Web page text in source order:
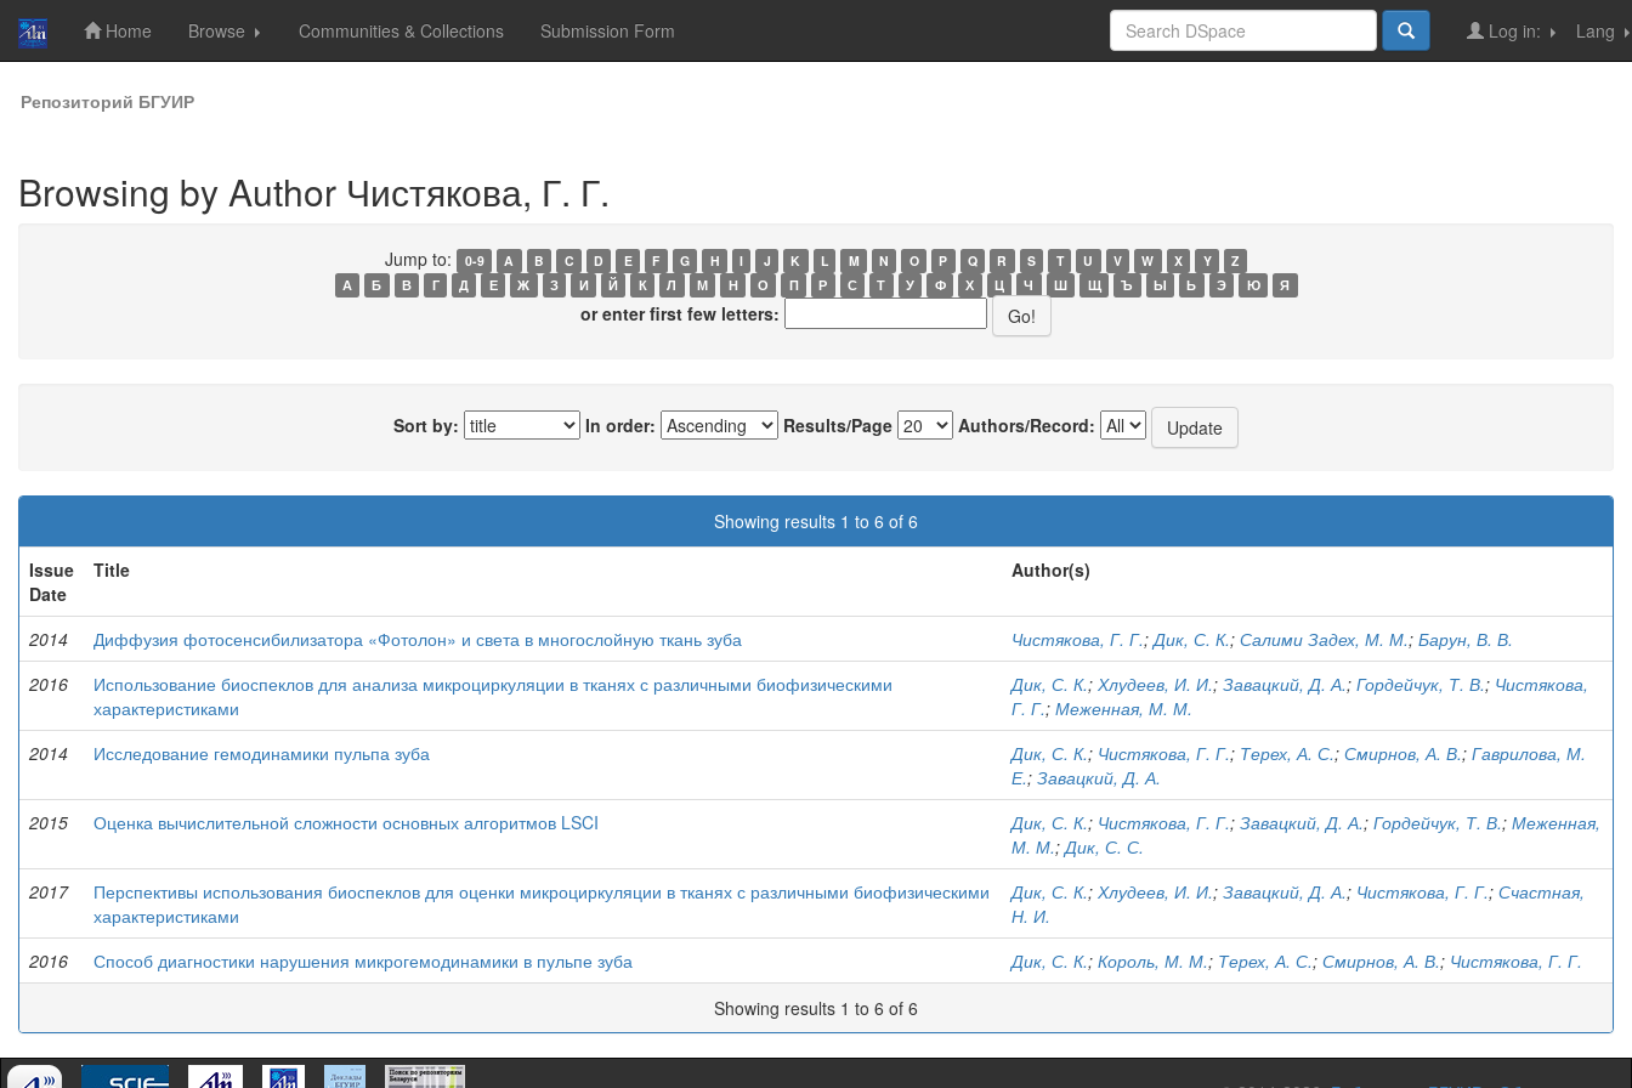
Skip
navigation
Home Browse Communities & Collections Submission Form Lang
Log in:
Репозиторий БГУИР
Browsing by Author Чистякова, Г. Г.
Jump to: 0-9 A B C D E F G H I J K L M N O P Q R S T U V W X Y
Z
А
Б В Г Д Е Ж З И Й К Л М Н О П Р С Т У Ф Х Ц Ч Ш Щ Ъ Ы Ь Э Ю Я
or enter first few letters:
Sort by: In order: Results/Page Authors/Record:
Showing results 1 to 6 of 6
Issue
Date
Title Author(s)
2014 Диффузия фотосенсибилизатора «Фотолон» и света в многослойную ткань зуба Чистякова, Г. Г.;Дик, С. К.; Салими Задех, М. М.; Барун, В. В.
2016
Использование биоспеклов для анализа микроциркуляции в тканях с различными биофизическими
характеристиками
Дик, С. К.; Хлудеев, И. И.; Завацкий, Д. А.; Гордейчук, Т. В.; Чистякова,
Г. Г.; Меженная, М. М.
2014
Исследование гемодинамики пульпа зуба Дик, С. К.; Чистякова, Г. Г.; Терех, А. С.; Смирнов, А. В.; Гаврилова, М.
Е.; Завацкий, Д. А.
2015
Оценка вычислительной сложности основных алгоритмов LSCI Дик, С. К.; Чистякова, Г. Г.; Завацкий, Д. А.; Гордейчук, Т. В.; Меженная,
М. М.;Дик, С. С.
2017
Перспективы использования биоспеклов для оценки микроциркуляции в тканях с различными биофизическими
характеристиками
Дик, С. К.; Хлудеев, И. И.; Завацкий, Д. А.; Чистякова, Г. Г.; Счастная,
Н. И.
2016
Способ диагностики нарушения микрогемодинамики в пульпе зуба Дик, С. К.; Король, М. М.; Терех, А. С.; Смирнов, А. В.; Чистякова, Г. Г.
Showing results 1 to 6 of 6